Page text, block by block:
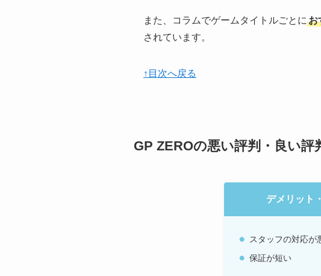
また、コラムでゲームタイトルごとに お
されています。
↑目次へ戻る
GP ZEROの悪い評判・良い評
デメリット
スタッフの対応が
保証が短い